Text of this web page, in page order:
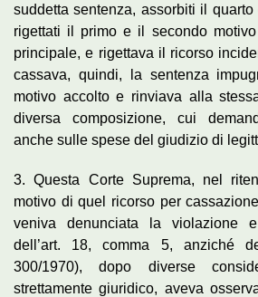
suddetta sentenza, assorbiti il
rigettati il primo e il secondo
principale, e rigettava il ricorso
cassava, quindi, la sentenza
motivo accolto e rinviava alla
diversa composizione, cui
anche sulle spese del giudizio di
3. Questa Corte Suprema, nel
motivo di quel ricorso per
veniva denunciata la violazione
dell’art. 18, comma 5, anziché
300/1970), dopo diverse
strettamente giuridico, aveva